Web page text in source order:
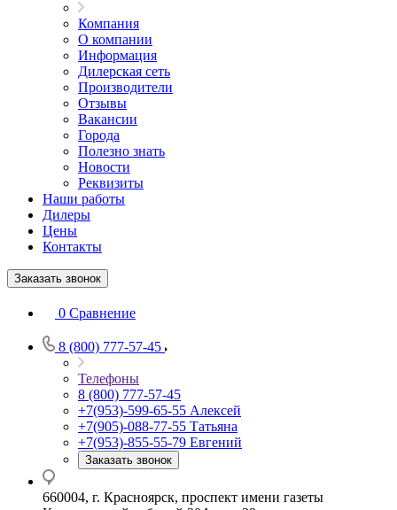
Компания
О компании
Информация
Дилерская сеть
Производители
Отзывы
Вакансии
Города
Полезно знать
Новости
Реквизиты
Наши работы
Дилеры
Цены
Контакты
Заказать звонок
0 Сравнение
8 (800) 777-57-45
Телефоны
8 (800) 777-57-45
+7(953)-599-65-55 Алексей
+7(905)-088-77-55 Татьяна
+7(953)-855-55-79 Евгений
Заказать звонок
660004, г. Красноярск, проспект имени газеты